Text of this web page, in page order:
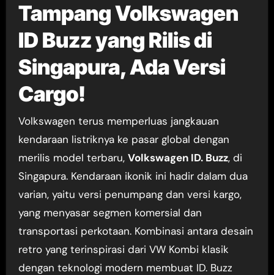
Tampang Volkswagen
ID Buzz yang Rilis di
Singapura, Ada Versi
Cargo!
Volkswagen terus memperluas jangkauan
kendaraan listriknya ke pasar global dengan
merilis model terbaru, Volkswagen ID. Buzz, di
Singapura. Kendaraan ikonik ini hadir dalam dua
varian, yaitu versi penumpang dan versi kargo,
yang menyasar segmen komersial dan
transportasi perkotaan. Kombinasi antara desain
retro yang terinspirasi dari VW Kombi klasik
dengan teknologi modern membuat ID. Buzz